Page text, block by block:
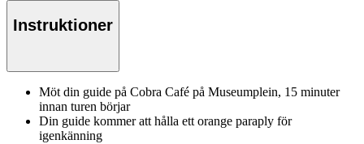
Instruktioner
Möt din guide på Cobra Café på Museumplein, 15 minuter
innan turen börjar
Din guide kommer att hålla ett orange paraply för
igenkänning